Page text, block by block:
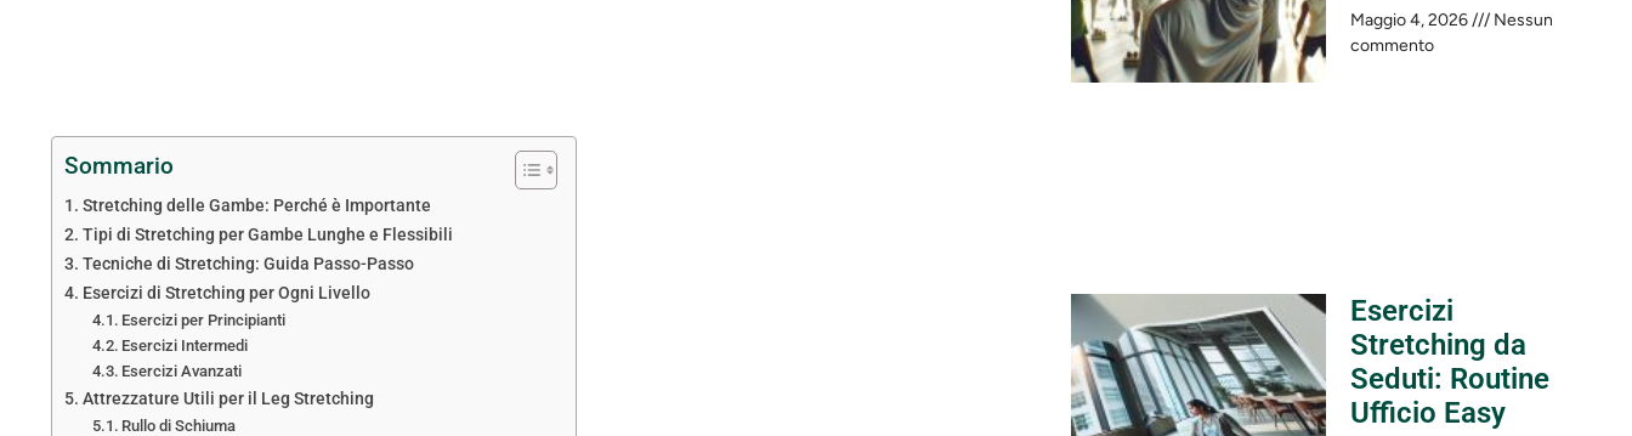
Sommario
Stretching delle Gambe: Perché è Importante
Tipi di Stretching per Gambe Lunghe e Flessibili
Tecniche di Stretching: Guida Passo-Passo
Esercizi di Stretching per Ogni Livello
Esercizi per Principianti
Esercizi Intermedi
Esercizi Avanzati
Attrezzature Utili per il Leg Stretching
Rullo di Schiuma
Maggio 4, 2026
Nessun
commento
Esercizi
Stretching da
Seduti: Routine
Ufficio Easy